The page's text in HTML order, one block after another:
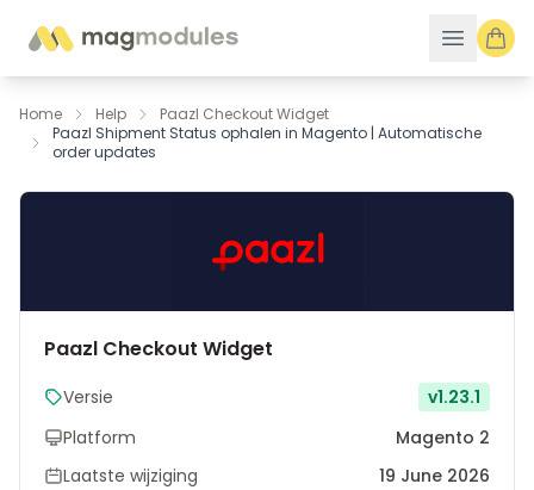
Home Help
Paazl Checkout Widget
Paazl Shipment Status ophalen in Magento | Automatische
order updates
Paazl Checkout Widget
Versie
v1.23.1
Platform
Magento 2
Laatste wijziging
19 June 2026